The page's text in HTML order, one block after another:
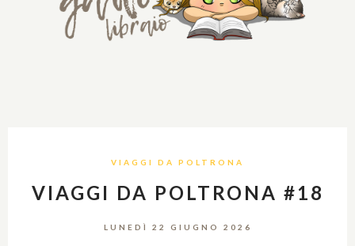
VIAGGI DA POLTRONA
VIAGGI DA POLTRONA #18
LUNEDÌ 22 GIUGNO 2026